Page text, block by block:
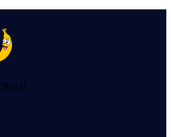
石川2-6-17
15